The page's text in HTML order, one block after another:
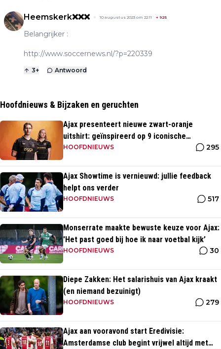
Heemskerk❌❌❌ 10 augustus 2023 om 22:11 + 925
Belangrijker :
http://www.soccernews.nl/?p=220339
3+ Antwoord
Hoofdnieuws & Bijzaken en geruchten
Ajax presenteert nieuwe zwart-oranje
uitshirt: geïnspireerd op 9 iconische
momenten uit clubhistorie
HOOFDNIEUWS 295
Ajax Showtime is vernieuwd: jullie feedback
helpt ons verder
HOOFDNIEUWS 517
Monserrate maakte bewuste keuze voor Ajax:
'Het past goed bij hoe ik naar voetbal kijk’
HOOFDNIEUWS 30
Diepe Zakken: Het salarishuis van Ajax kraakt
(en niemand bezuinigt)
HOOFDNIEUWS 279
Ajax aan vooravond start Eredivisie:
Amsterdamse club begint vrijwel altijd met